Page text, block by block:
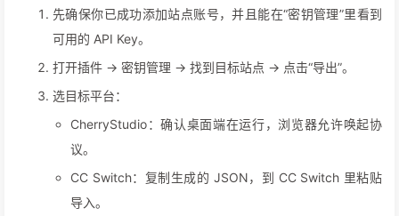
先确保你已成功添加站点账号，并且能在“密钥管理”里看到
可用的 API Key。
打开插件 → 密钥管理 → 找到目标站点 → 点击“导出”。
选目标平台：
CherryStudio：确认桌面端在运行，浏览器允许唤起协
议。
CC Switch：复制生成的 JSON，到 CC Switch 里粘贴
导入。